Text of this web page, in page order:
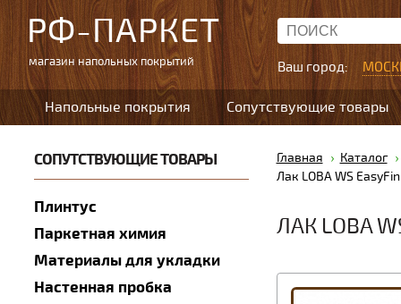
РФ-ПАРКЕТ
магазин напольных покрытий Ваш город:
Напольные покрытия Сопутствующие товары
СОПУТСТВУЮЩИЕ ТОВАРЫ
Плинтус
Паркетная химия
Материалы для укладки
Настенная пробка
Главная
Каталог
Лак LOBA WS
ЛАК LOBA